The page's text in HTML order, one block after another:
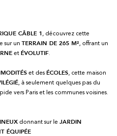
CÂBLE 1 , découvrez cette
sur un TERRAIN DE 265 M², offrant un
et ÉVOLUTIF.
et des ÉCOLES, cette maison
, à seulement quelques pas du
vers Paris et les communes voisines.
donnant sur le JARDIN
ÉQUIPÉE